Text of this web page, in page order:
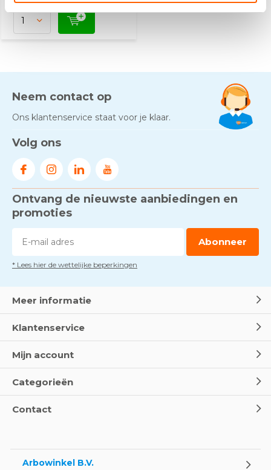
Neem contact op
Ons klantenservice staat voor je klaar.
Volg ons
Ontvang de nieuwste aanbiedingen en
promoties
Abonneer
* Lees hier de wettelijke beperkingen
Meer informatie
Klantenservice
Mijn account
Categorieën
Contact
Arbowinkel B.V.